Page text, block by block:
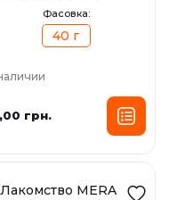
Фасовка:
40 г
грн.